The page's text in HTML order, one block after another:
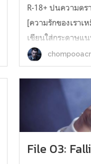
R-18+ ปนความด
[ความรักของเราเ
เขียนใส่กระดาษแ
คอนเนอร์ก็พบว่าเ
ดูราคาแพงมาเรือ
เขา พร้อมชื่อคนใ
File 03: